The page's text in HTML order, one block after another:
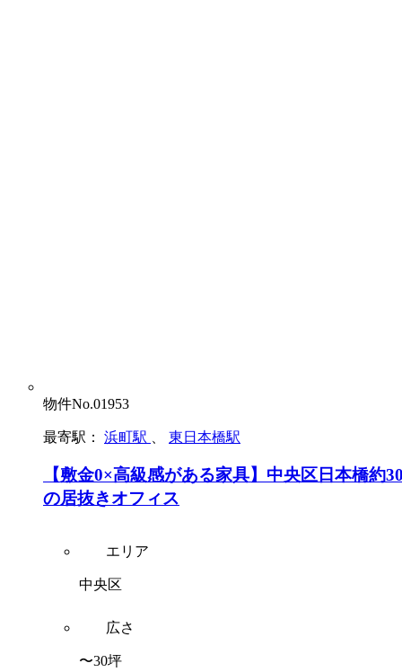
物件No.01953
最寄駅： 浜町駅 東日本橋駅
【敷金0×高級感がある家具】中央区日本橋約
の居抜きオフィス
エリア
中央区
広さ
〜30坪